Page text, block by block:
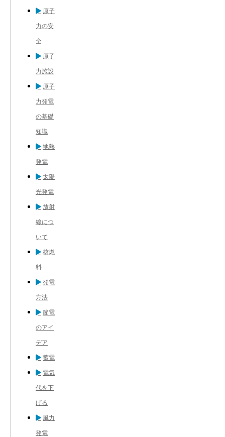
原子
力の安
全
原子
力施設
原子
力発電
の基礎
知識
地熱
発電
太陽
光発電
放射
線につ
いて
核燃
料
発電
方法
節電
のアイ
デア
蓄電
電気
代を下
げる
風力
発電